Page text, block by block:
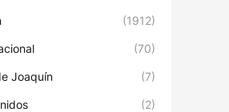
(1912)
(70)
Joaquín (7)
(2)